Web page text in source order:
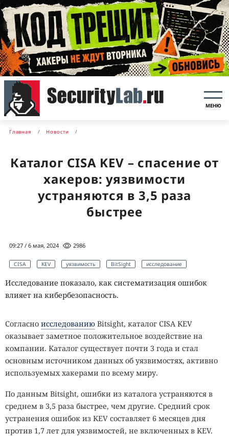
МЕНЮ
Главная Новости
Каталог CISA KEV – спасение от
хакеров: уязвимости
устраняются в 3,5 раза
быстрее
09:27 / 6 мая, 2024 2986
CISA KEV уязвимость BitSight исследование
Исследование показало, как систематизация ошибок
влияет на кибербезопасность.
Согласно исследованию Bitsight, каталог CISA KEV
оказывает заметное положительное воздействие на
компании. Каталог существует почти 3 года и стал
основным источником данных об уязвимостях, активно
используемых хакерами по всему миру.
По данным Bitsight, ошибки из каталога устраняются в
среднем в 3,5 раза быстрее, чем другие. Средний срок
устранения ошибок из KEV составляет 6 месяцев дня
против 1,7 лет для уязвимостей, не включенных в KEV.